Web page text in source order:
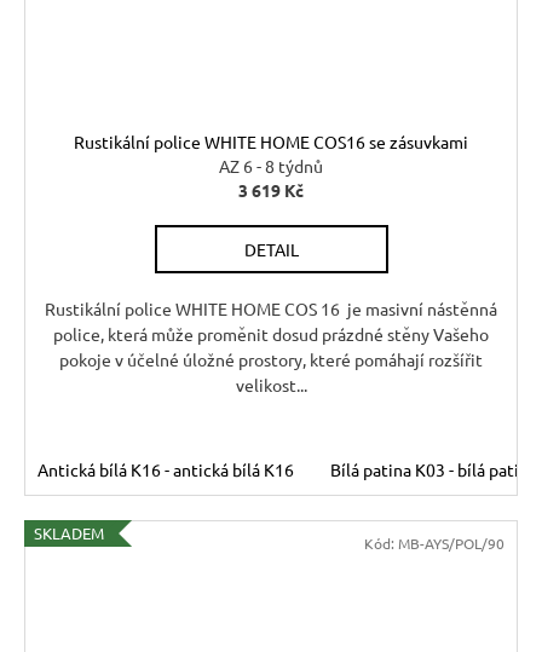
Rustikální police WHITE HOME COS16 se zásuvkami
AZ 6 - 8 týdnů
3 619 Kč
DETAIL
Rustikální police WHITE HOME COS 16 je masivní nástěnná
police, která může proměnit dosud prázdné stěny Vašeho
pokoje v účelné úložné prostory, které pomáhají rozšířit
velikost...
Antická bílá K16 - antická bílá K16 Bílá patina K03 - bílá patina
SKLADEM Kód: MB-AYS/POL/90